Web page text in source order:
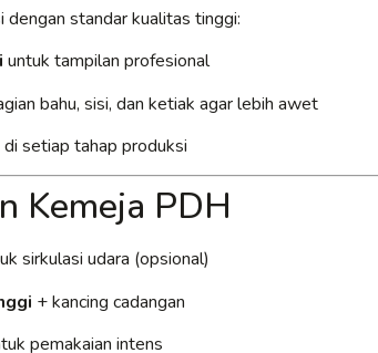
standar kualitas tinggi:
untuk tampilan profesional
bahu, sisi, dan ketiak agar lebih awet
di setiap tahap produksi
Kemeja PDH
sirkulasi udara (opsional)
+ kancing cadangan
pemakaian intens